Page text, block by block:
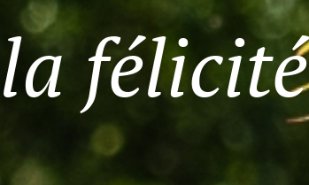
félicité